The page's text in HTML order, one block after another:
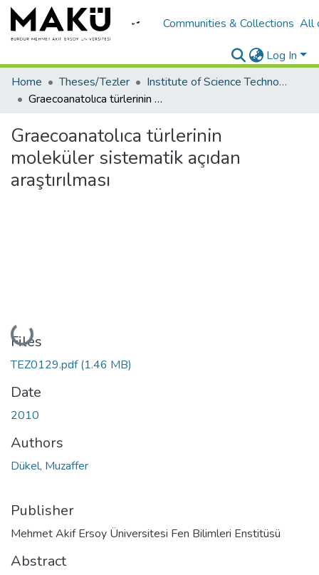
Communities & Collections All
Log In
Home
Theses/Tezler
Institute of Science Technology/Fen Bilimleri Enstitüsü
Graecoanatolıca türlerinin moleküler sistematik açıdan araştırılması
Graecoanatolıca türlerinin
moleküler sistematik açıdan
araştırılması
Loading...
Files
TEZ0129.pdf(1.46 MB)
Date
2010
Authors
Dükel, Muzaffer
Publisher
Mehmet Akif Ersoy Üniversitesi Fen Bilimleri Enstitüsü
Abstract